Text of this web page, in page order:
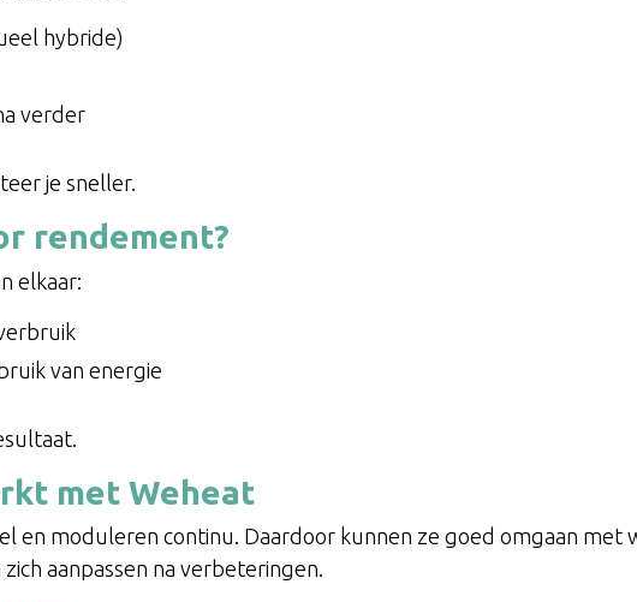
hybride)
verder
je sneller.
rendement?
elkaar:
van energie
met Weheat
en moduleren continu. Daardoor kunnen ze goed omgaan met
aanpassen na verbeteringen.